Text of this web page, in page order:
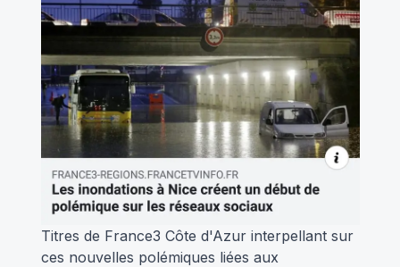
Titres de France3 Côte d'Azur interpellant sur
ces nouvelles polémiques liées aux